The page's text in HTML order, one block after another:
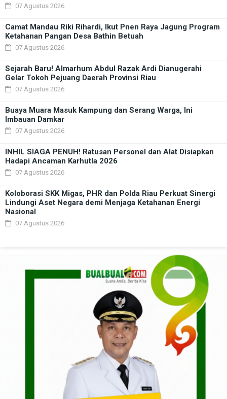
07 Agustus 2026
Camat Mandau Riki Rihardi, Ikut Pnen Raya Jagung Program
Ketahanan Pangan Desa Bathin Betuah
07 Agustus 2026
Sejarah Baru! Almarhum Abdul Razak Ardi Dianugerahi
Gelar Tokoh Pejuang Daerah Provinsi Riau
07 Agustus 2026
Buaya Muara Masuk Kampung dan Serang Warga, Ini
Imbauan Damkar
07 Agustus 2026
INHIL SIAGA PENUH! Ratusan Personel dan Alat Disiapkan
Hadapi Ancaman Karhutla 2026
07 Agustus 2026
Koloborasi SKK Migas, PHR dan Polda Riau Perkuat Sinergi
Lindungi Aset Negara demi Menjaga Ketahanan Energi
Nasional
07 Agustus 2026